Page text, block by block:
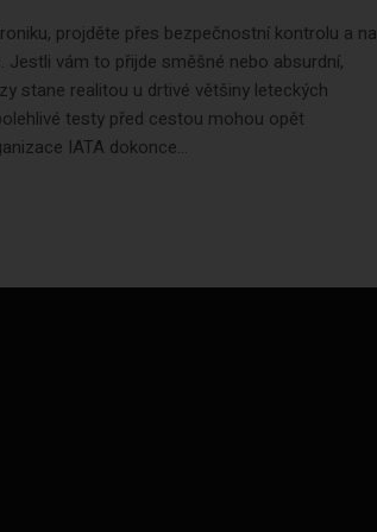
projděte přes bezpečnostní kontrolu a na
vám to přijde směšné nebo absurdní,
stane realitou u drtivé většiny leteckých
testy před cestou mohou opět
IATA dokonce...